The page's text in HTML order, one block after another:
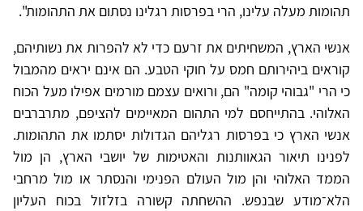
תהומות מעלה עלינו, הרי בפרסות רגלינו נסתום את התהומות".
אנשי הארץ, המשחיתים את זרעם כדי לא להפרות את נשותיהם,
קוראים ביהירותם חמס על חוקי הטבע. הם אינם יראים מהמבול
כי הרי "גבוהי קומה" הם, ורואים עצמם מורמים אפילו מעל הכוח
האלוהי. בהתייחסם למי התהום המאיימים להציפם, מתרברבים
אנשי הארץ כי בפרסות רגליהם הגדולות יסתמו את התהומות.
לפנינו תיאור הגאוותנות והאטימות של יושבי הארץ, הן מול
הממד האלוהי והן מול העולם הפנימי והנסתר או מול מרחבי
הלא־מודע שבנפש. ההשחתה קשורה בזלזול בכוח העליון